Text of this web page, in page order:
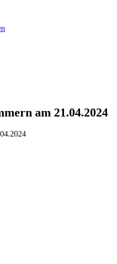
am 21.04.2024